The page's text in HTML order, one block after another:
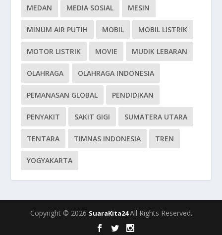
MEDAN MEDIA SOSIAL MESIN
MINUM AIR PUTIH MOBIL MOBIL LISTRIK
MOTOR LISTRIK MOVIE MUDIK LEBARAN
OLAHRAGA OLAHRAGA INDONESIA
PEMANASAN GLOBAL PENDIDIKAN
PENYAKIT SAKIT GIGI SUMATERA UTARA
TENTARA TIMNAS INDONESIA TREN
YOGYAKARTA
Copyright © 2026 SuaraKita24All Rights Reserved.